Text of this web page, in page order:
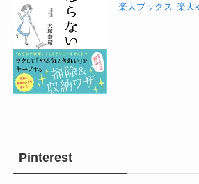
楽天ブックス 楽天
Pinterest